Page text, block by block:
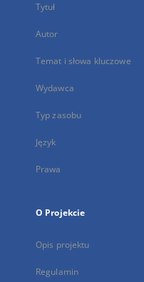
Tytuł
Autor
Temat i słowa kluczowe
Wydawca
Typ zasobu
Język
Prawa
O Projekcie
Opis projektu
Regulamin